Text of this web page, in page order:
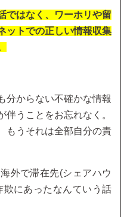
ではなく、ワーホリや留
ットでの正しい情報収集
分からない不確かな情報
伴うことをお忘れなく。
もうそれは全部自分の責
外で滞在先(シェアハウ
欺にあったなんていう話